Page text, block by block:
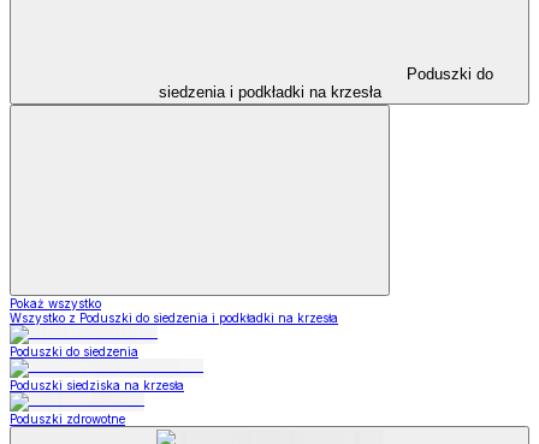
Poduszki do
siedzenia i podkładki na krzesła
Pokaż wszystko
Wszystko z Poduszki do siedzenia i podkładki na krzesła
Poduszki do siedzenia
Poduszki siedziska na krzesła
Poduszki zdrowotne